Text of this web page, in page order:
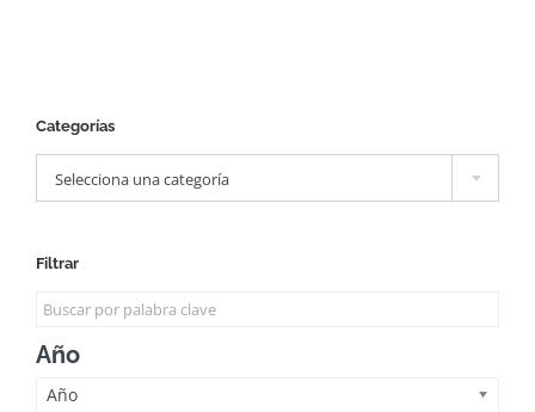
Categorías
Selecciona una categoría
Filtrar
Año
Año